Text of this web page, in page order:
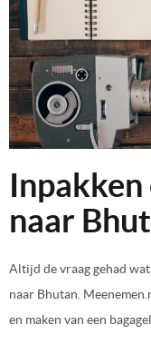
Inpakken
naar
Altijd de vraag gehad
naar Bhutan .
en maken van een